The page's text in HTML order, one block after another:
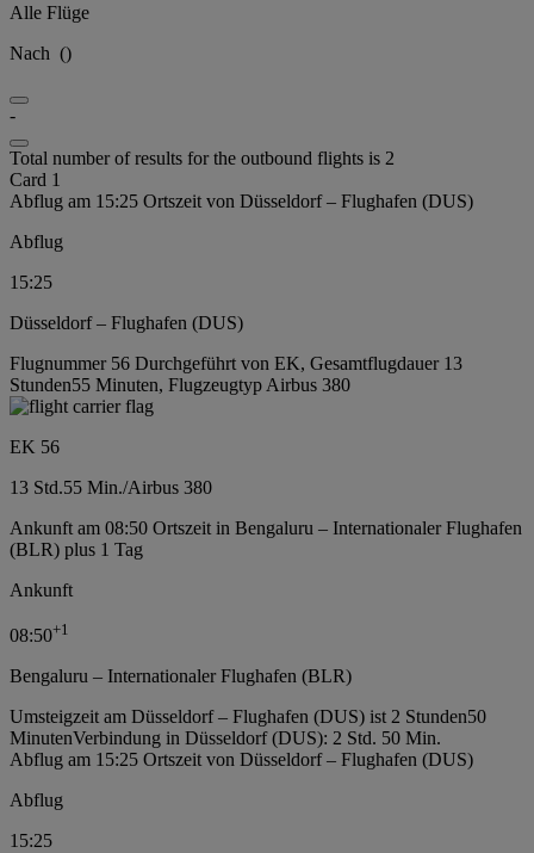
Alle Flüge
Nach ()
-
Total number of results for the outbound flights is 2
Card 1
Abflug am 15:25 Ortszeit von Düsseldorf – Flughafen (DUS)
Abflug
15:25
Düsseldorf – Flughafen (DUS)
Flugnummer 56 Durchgeführt von EK, Gesamtflugdauer 13
Stunden55 Minuten, Flugzeugtyp Airbus 380
EK 56
13 Std.55 Min./Airbus 380
Ankunft am 08:50 Ortszeit in Bengaluru – Internationaler Flughafen
(BLR) plus 1 Tag
Ankunft
08:50+1
Bengaluru – Internationaler Flughafen (BLR)
Umsteigzeit am Düsseldorf – Flughafen (DUS) ist 2 Stunden50
MinutenVerbindung in Düsseldorf (DUS): 2 Std. 50 Min.
Abflug am 15:25 Ortszeit von Düsseldorf – Flughafen (DUS)
Abflug
15:25